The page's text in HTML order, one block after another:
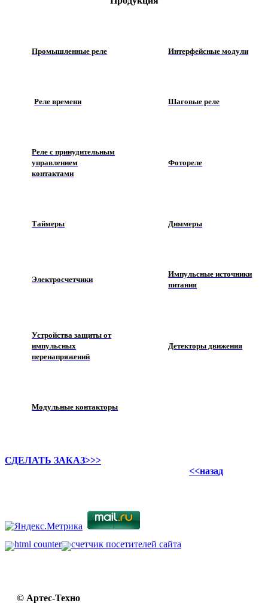
Промышленные реле Интерфейсные модули
Реле времени Шаговые реле
Реле с принудительным
управлением
контактами
Фотореле
Таймеры Диммеры
Электросчетчики
Импульсные источники
питания
Устройства защиты от
импульсных
перенапряжений
Детекторы движения
Модульные контакторы
СДЕЛАТЬ ЗАКАЗ>>>
<<назад
© Артес-Техно